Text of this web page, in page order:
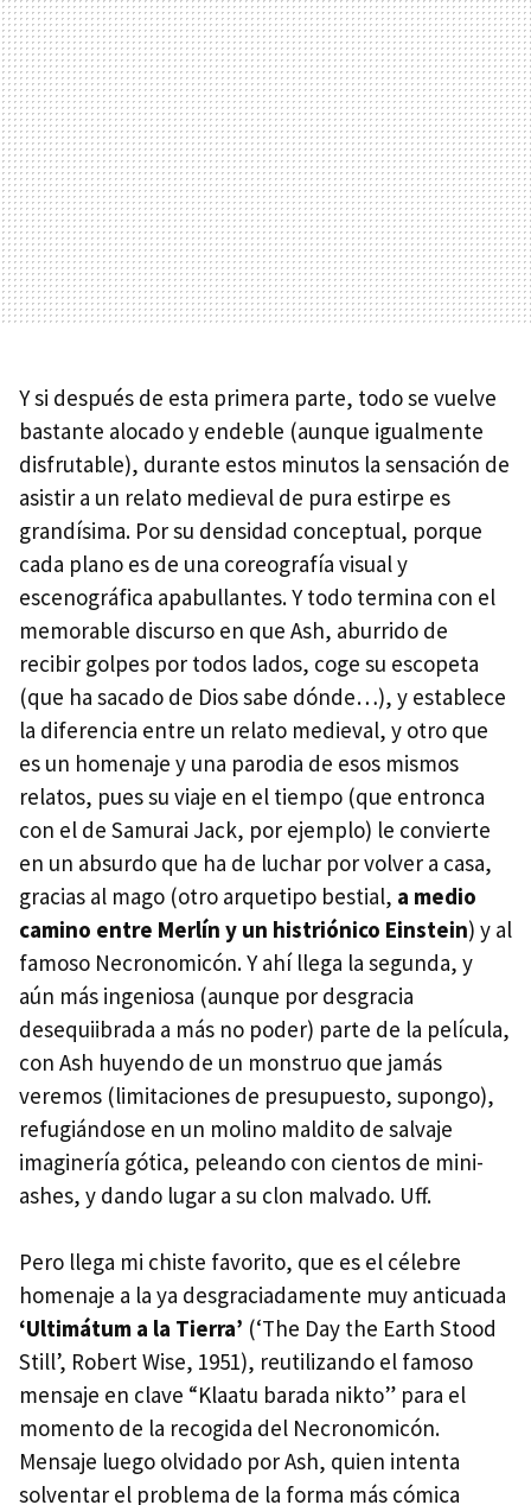
Y si después de esta primera parte, todo se vuelve
bastante alocado y endeble (aunque igualmente
disfrutable), durante estos minutos la sensación de
asistir a un relato medieval de pura estirpe es
grandísima. Por su densidad conceptual, porque
cada plano es de una coreografía visual y
escenográfica apabullantes. Y todo termina con el
memorable discurso en que Ash, aburrido de
recibir golpes por todos lados, coge su escopeta
(que ha sacado de Dios sabe dónde…), y establece
la diferencia entre un relato medieval, y otro que
es un homenaje y una parodia de esos mismos
relatos, pues su viaje en el tiempo (que entronca
con el de Samurai Jack, por ejemplo) le convierte
en un absurdo que ha de luchar por volver a casa,
gracias al mago (otro arquetipo bestial, a medio
camino entre Merlín y un histriónico Einstein) y al
famoso Necronomicón. Y ahí llega la segunda, y
aún más ingeniosa (aunque por desgracia
desequiibrada a más no poder) parte de la película,
con Ash huyendo de un monstruo que jamás
veremos (limitaciones de presupuesto, supongo),
refugiándose en un molino maldito de salvaje
imaginería gótica, peleando con cientos de mini-
ashes, y dando lugar a su clon malvado. Uff.
Pero llega mi chiste favorito, que es el célebre
homenaje a la ya desgraciadamente muy anticuada
‘Ultimátum a la Tierra’ (‘The Day the Earth Stood
Still’, Robert Wise, 1951), reutilizando el famoso
mensaje en clave “Klaatu barada nikto” para el
momento de la recogida del Necronomicón.
Mensaje luego olvidado por Ash, quien intenta
solventar el problema de la forma más cómica